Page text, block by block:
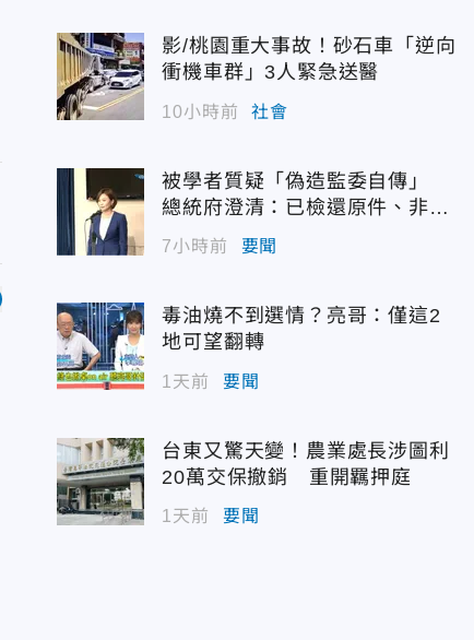
影/桃園重大事故！砂石車「逆向
衝機車群」3人緊急送醫
10小時前 社會
被學者質疑「偽造監委自傳」
總統府澄清：已檢還原件、非府
方提供
7小時前 要聞
毒油燒不到選情？亮哥：僅這2
地可望翻轉
1天前 要聞
台東又驚天變！農業處長涉圖利
20萬交保撤銷 重開羈押庭
1天前 要聞